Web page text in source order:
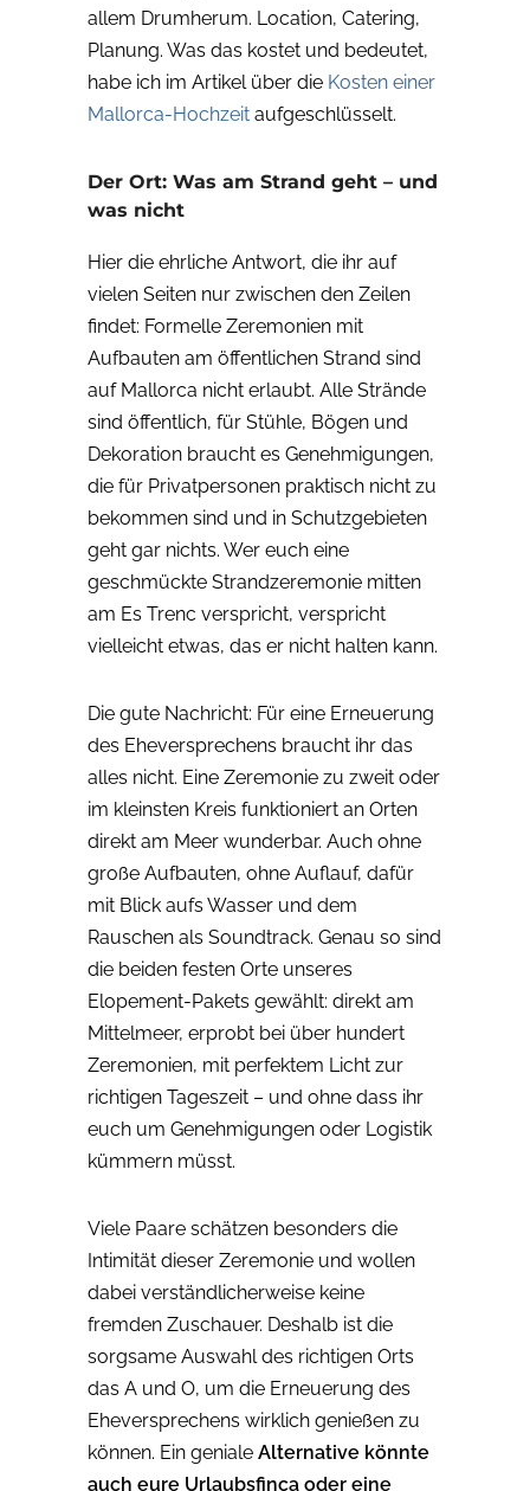
allem Drumherum. Location, Catering,
Planung. Was das kostet und bedeutet,
habe ich im Artikel über die Kosten einer
Mallorca-Hochzeit aufgeschlüsselt.
Der Ort: Was am Strand geht – und
was nicht
Hier die ehrliche Antwort, die ihr auf
vielen Seiten nur zwischen den Zeilen
findet: Formelle Zeremonien mit
Aufbauten am öffentlichen Strand sind
auf Mallorca nicht erlaubt. Alle Strände
sind öffentlich, für Stühle, Bögen und
Dekoration braucht es Genehmigungen,
die für Privatpersonen praktisch nicht zu
bekommen sind und in Schutzgebieten
geht gar nichts. Wer euch eine
geschmückte Strandzeremonie mitten
am Es Trenc verspricht, verspricht
vielleicht etwas, das er nicht halten kann.
Die gute Nachricht: Für eine Erneuerung
des Eheversprechens braucht ihr das
alles nicht. Eine Zeremonie zu zweit oder
im kleinsten Kreis funktioniert an Orten
direkt am Meer wunderbar. Auch ohne
große Aufbauten, ohne Auflauf, dafür
mit Blick aufs Wasser und dem
Rauschen als Soundtrack. Genau so sind
die beiden festen Orte unseres
Elopement-Pakets gewählt: direkt am
Mittelmeer, erprobt bei über hundert
Zeremonien, mit perfektem Licht zur
richtigen Tageszeit – und ohne dass ihr
euch um Genehmigungen oder Logistik
kümmern müsst.
Viele Paare schätzen besonders die
Intimität dieser Zeremonie und wollen
dabei verständlicherweise keine
fremden Zuschauer. Deshalb ist die
sorgsame Auswahl des richtigen Orts
das A und O, um die Erneuerung des
Eheversprechens wirklich genießen zu
können. Ein geniale Alternative könnte
auch eure Urlaubsfinca oder eine